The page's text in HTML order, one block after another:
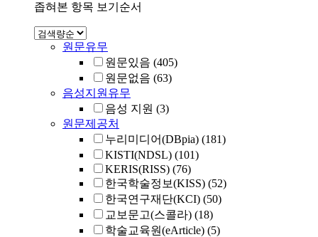
좁혀본 항목 보기순서
원문유무
원문있음 (405)
원문없음 (63)
음성지원유무
음성 지원 (3)
원문제공처
누리미디어(DBpia) (181)
KISTI(NDSL) (101)
KERIS(RISS) (76)
한국학술정보(KISS) (52)
한국연구재단(KCI) (50)
교보문고(스콜라) (18)
학술교육원(eArticle) (5)